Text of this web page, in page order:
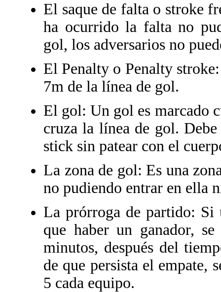
El saque de falta o stroke
ha ocurrido la falta no
gol, los adversarios no
El Penalty o Penalty
7m de la línea de gol.
El gol: Un gol es marcado
cruza la línea de gol.
stick sin patear con el
La zona de gol: Es una
no pudiendo entrar en ella
La prórroga de partido: Si
que haber un ganador,
minutos, después del
de que persista el empate,
5 cada equipo.